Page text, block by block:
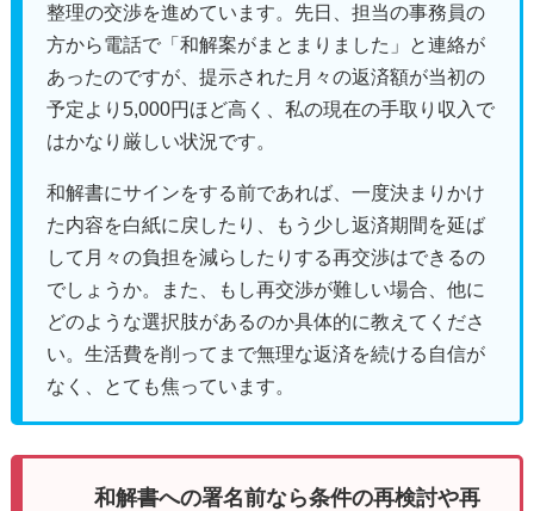
整理の交渉を進めています。先日、担当の事務員の
方から電話で「和解案がまとまりました」と連絡が
あったのですが、提示された月々の返済額が当初の
予定より5,000円ほど高く、私の現在の手取り収入で
はかなり厳しい状況です。
和解書にサインをする前であれば、一度決まりかけ
た内容を白紙に戻したり、もう少し返済期間を延ば
して月々の負担を減らしたりする再交渉はできるの
でしょうか。また、もし再交渉が難しい場合、他に
どのような選択肢があるのか具体的に教えてくださ
い。生活費を削ってまで無理な返済を続ける自信が
なく、とても焦っています。
和解書への署名前なら条件の再検討や再